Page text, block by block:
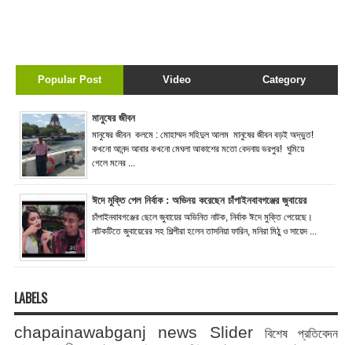
Popular Post Video Category
মানুষের জীবন
মানুষের জীবন কলমে : মোহাম্মদ সহিদুল আলম মানুষের জীবন বড়ই অদ্ভুত!
কখনো আনন্দ আবার কখনো মেঘলা আকাশের মতো বেদনায় ভরপুর! ঘুমিয়ে
গেলে মনের ...
ঈদে মুক্তি পেল নির্বাক : অভিনয় করেছেন চাঁপাইনবাবগঞ্জের জুবায়ের
চাঁপাইনবাবগঞ্জের ছেলে জুবায়ের অভিনিত নাটক, নির্বাক ঈদে মুক্তি পেয়েছে।
নাটকটিতে জুবায়েরের সহ শিল্পীরা হলেন তাসনিয়া ফারিন, মনিরা মিঠু ও সায়েদ ...
LABELS
chapainawabganj news Slider
বিশেষ প্রতিবেদন